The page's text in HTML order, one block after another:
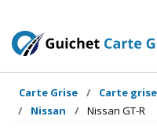
Carte Grise Carte
Nissan
Nissan GT-R